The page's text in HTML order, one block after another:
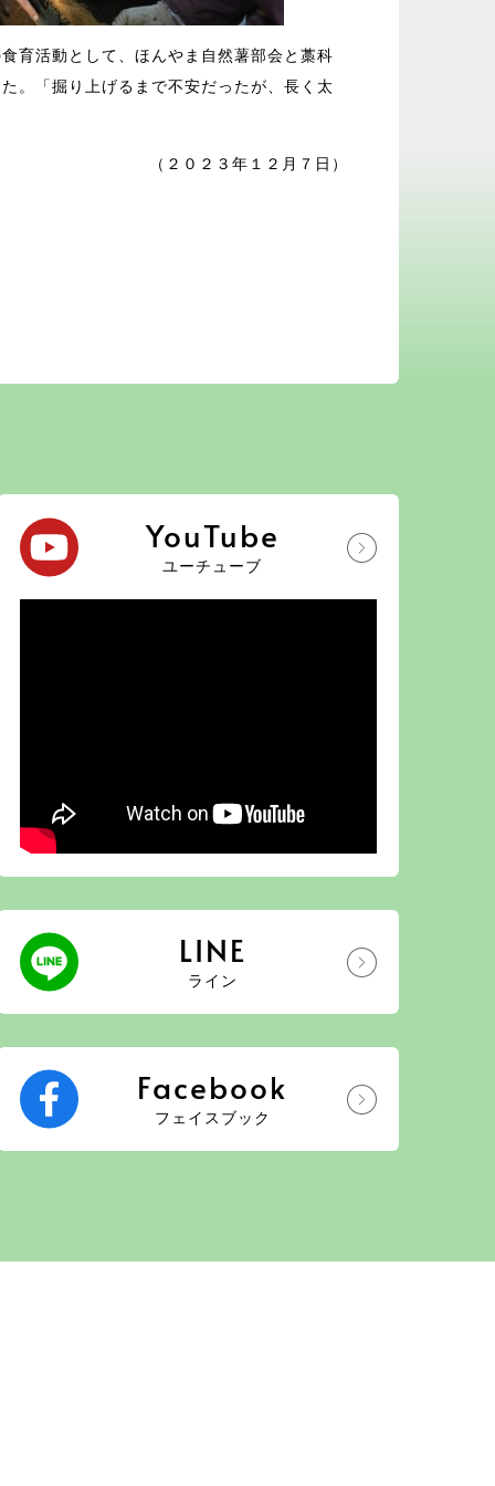
育活動として、ほんやま自然薯部会と藁科
。「掘り上げるまで不安だったが、長く太
（２０２３年１２月７日）
YouTube
ユーチューブ
LINE
ライン
Facebook
フェイスブック